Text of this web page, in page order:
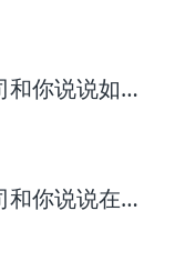
江门大型吊车出租公司和你说说如何安全的操作吊车
江门大型吊车出租公司和你说说在整个起重工程中起重机都有哪些特点跟使用技巧